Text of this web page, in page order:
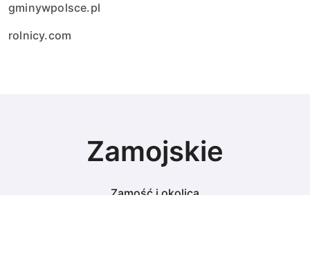
gminywpolsce.pl
rolnicy.com
Zamojskie
Zamość i okolica